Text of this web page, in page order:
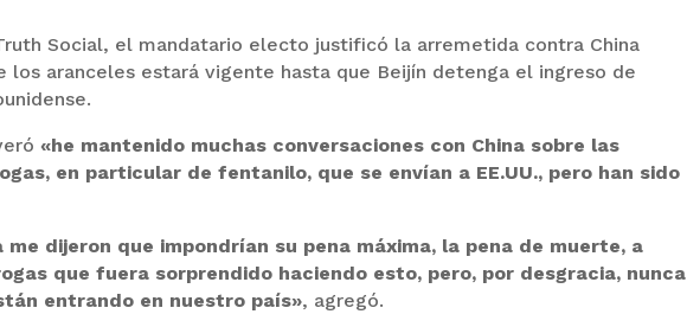
Social, el mandatario electo justificó la arremetida contra China
los aranceles estará vigente hasta que Beijín detenga el ingreso de
«he mantenido muchas conversaciones con China sobre las
en particular de fentanilo, que se envían a EE.UU., pero han sido
me dijeron que impondrían su pena máxima, la pena de muerte, a
que fuera sorprendido haciendo esto, pero, por desgracia, nunca
entrando en nuestro país», agregó.